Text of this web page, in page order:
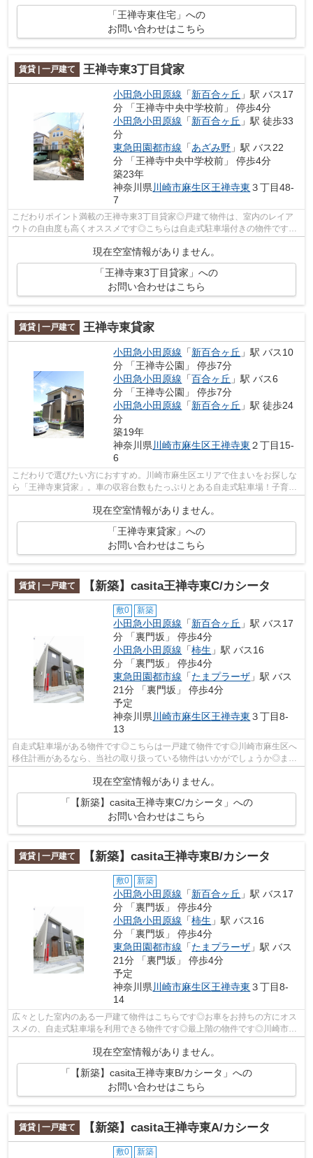
「王禅寺東住宅」への
お問い合わせはこちら
賃貸 | 一戸建て 王禅寺東3丁目貸家
小田急小田原線 「新百合ヶ丘 」駅 バス17
分 「王禅寺中央中学校前」 停歩4分
小田急小田原線 「新百合ヶ丘 」駅 徒歩33
分
東急田園都市線 「あざみ野 」駅 バス22
分 「王禅寺中央中学校前」 停歩4分
築23年
神奈川県 川崎市麻生区王禅寺東 ３丁目48-
7
こだわりポイント満載の王禅寺東3丁目貸家◎戸建て物件は、室内のレイア
ウトの自由度も高くオススメです◎こちらは自走式駐車場付きの物件です◎
現在空室情報がありません。
「王禅寺東3丁目貸家」への
お問い合わせはこちら
賃貸 | 一戸建て 王禅寺東貸家
小田急小田原線 「新百合ヶ丘 」駅 バス10
分 「王禅寺公園」 停歩7分
小田急小田原線 「百合ヶ丘 」駅 バス6
分 「王禅寺公園」 停歩7分
小田急小田原線 「新百合ヶ丘 」駅 徒歩24
分
築19年
神奈川県 川崎市麻生区王禅寺東 ２丁目15-
6
こだわりで選びたい方におすすめ。川崎市麻生区エリアで住まいをお探しな
ら「王禅寺東貸家」。車の収容台数もたっぷりとある自走式駐車場！子育て
現在空室情報がありません。
「王禅寺東貸家」への
お問い合わせはこちら
賃貸 | 一戸建て 【新築】casita王禅寺東C/カシータ
敷0 新築
小田急小田原線 「新百合ヶ丘 」駅 バス17
分 「裏門坂」 停歩4分
小田急小田原線 「柿生 」駅 バス16
分 「裏門坂」 停歩4分
東急田園都市線 「たまプラーザ 」駅 バス
21分 「裏門坂」 停歩4分
予定
神奈川県 川崎市麻生区王禅寺東 ３丁目8-
13
自走式駐車場がある物件です◎こちらは一戸建て物件です◎川崎市麻生区へ
移住計画があるなら、当社の取り扱っている物件はいかがでしょうか◎まず
はurbanshop@urbankk.comまでご連絡をお...
現在空室情報がありません。
「【新築】casita王禅寺東C/カシータ」への
お問い合わせはこちら
賃貸 | 一戸建て 【新築】casita王禅寺東B/カシータ
敷0 新築
小田急小田原線 「新百合ヶ丘 」駅 バス17
分 「裏門坂」 停歩4分
小田急小田原線 「柿生 」駅 バス16
分 「裏門坂」 停歩4分
東急田園都市線 「たまプラーザ 」駅 バス
21分 「裏門坂」 停歩4分
予定
神奈川県川崎市麻生区王禅寺東 ３丁目8-
14
広々とした室内のある一戸建て物件はこちらです◎お車をお持ちの方にオス
スメの、自走式駐車場を利用できる物件です◎最上階の物件です◎川崎市麻
現在空室情報がありません。
「【新築】casita王禅寺東B/カシータ」への
お問い合わせはこちら
賃貸 | 一戸建て 【新築】casita王禅寺東A/カシータ
敷0 新築